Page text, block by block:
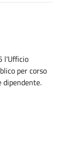
l'Ufficio
per corso
dipendente.